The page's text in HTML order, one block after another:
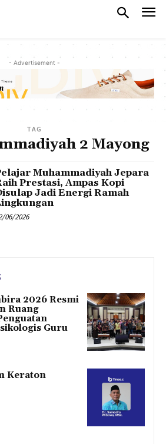
- Advertisement -
TAG
2 Mayong
Muhammadiyah Jepara
Prestasi, Ampas Kopi
Jadi Energi Ramah
06/2026
2026 Resmi
Ruang
Guru
Keraton